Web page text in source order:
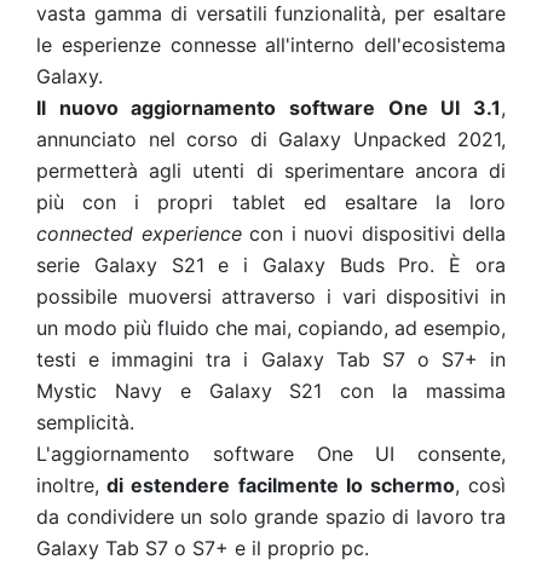
vasta gamma di versatili funzionalità, per esaltare
le esperienze connesse all'interno dell'ecosistema
Galaxy.
Il nuovo aggiornamento software One UI 3.1,
annunciato nel corso di Galaxy Unpacked 2021,
permetterà agli utenti di sperimentare ancora di
più con i propri tablet ed esaltare la loro
connected experiencecon i nuovi dispositivi della
serie Galaxy S21 e i Galaxy Buds Pro. È ora
possibile muoversi attraverso i vari dispositivi in
un modo più fluido che mai, copiando, ad esempio,
testi e immagini tra i Galaxy Tab S7 o S7+ in
Mystic Navy e Galaxy S21 con la massima
semplicità.
L'aggiornamento software One UI consente,
inoltre, di estendere facilmente lo schermo, così
da condividere un solo grande spazio di lavoro tra
Galaxy Tab S7 o S7+ e il proprio pc.